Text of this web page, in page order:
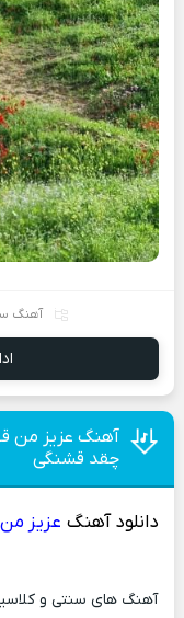
آهنگ
آهنگ عزیز من
چقد قشنگی
دانلود آهنگ عزیز
آهنگ های سنتی و